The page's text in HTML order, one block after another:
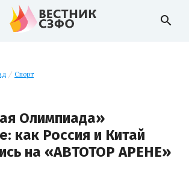
search
/ Спорт
Олимпиада»
как Россия и Китай
на «АВТОТОР АРЕНЕ»